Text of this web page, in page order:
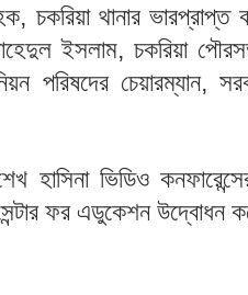
চকরিয়া থানার ভারপ্রাপ্ত
ইসলাম, চকরিয়া
পরিষদের চেয়ারম্যান,
হাসিনা ভিডিও
ফর এডুকেশন উদ্বোধন